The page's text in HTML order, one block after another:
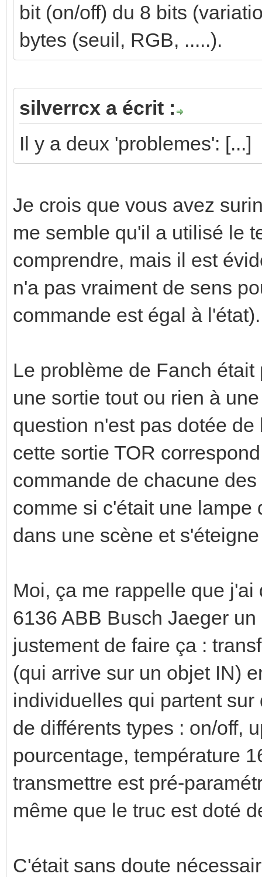
bit (on/off) du 8 bits
bytes (seuil, RGB, .....).
silverrcx a écrit :
Il y a deux 'problemes': [...]
Je crois que vous avez
me semble qu'il a utilisé le
comprendre, mais il est
n'a pas vraiment de sens
commande est égal à
Le problème de Fanch
une sortie tout ou rien à
question n'est pas dotée
cette sortie TOR
commande de chacune
comme si c'était une
dans une scène et
Moi, ça me rappelle que
6136 ABB Busch Jaeger
justement de faire ça :
(qui arrive sur un objet IN)
individuelles qui partent
de différents types : on/off,
pourcentage, température
transmettre est pré-
même que le truc est doté
C'était sans doute